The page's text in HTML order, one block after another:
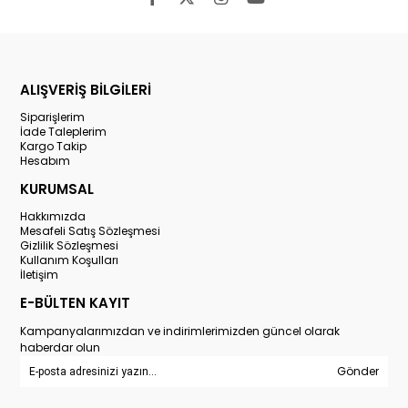
ALIŞVERİŞ BİLGİLERİ
Siparişlerim
İade Taleplerim
Kargo Takip
Hesabım
KURUMSAL
Hakkımızda
Mesafeli Satış Sözleşmesi
Gizlilik Sözleşmesi
Kullanım Koşulları
İletişim
E-BÜLTEN KAYIT
Kampanyalarımızdan ve indirimlerimizden güncel olarak
haberdar olun
Gönder